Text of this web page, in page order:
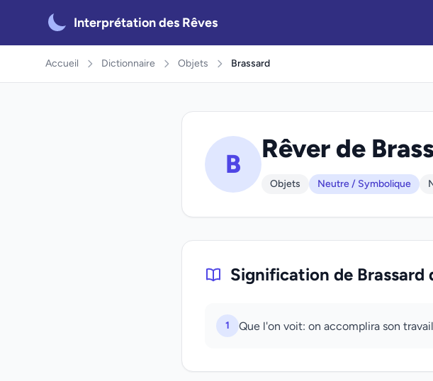
Interprétation des Rêves
Accueil Dictionnaire Objets Brassard
B
Rêver de
Objets Neutre / Symbolique
Signification de Brassard
1 Que l'on voit: on accomplira son